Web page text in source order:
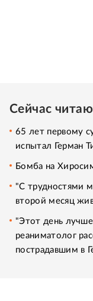
Сейчас
65 лет первому
испытал Герман
Бомба на
"С трудностями
второй месяц
"Этот день
реаниматолог
пострадавшим в